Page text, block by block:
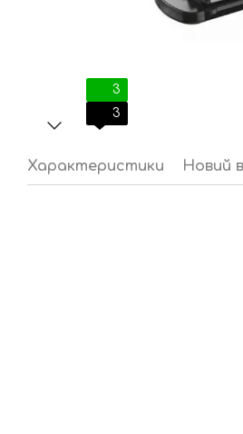
3
3
Характеристики Новий